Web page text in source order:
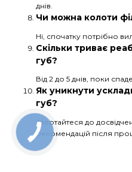
днів.
Чи можна колоти
Ні, спочатку потрібно
Скільки триває
губ?
Від 2 до 5 днів, поки
Як уникнути
губ?
Звертайтеся до
рекомендацій після